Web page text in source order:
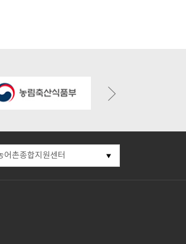
bbs/board.php?
어촌종합지원센터